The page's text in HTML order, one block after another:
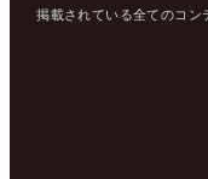
掲載されている全てのコン